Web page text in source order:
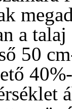
a
50